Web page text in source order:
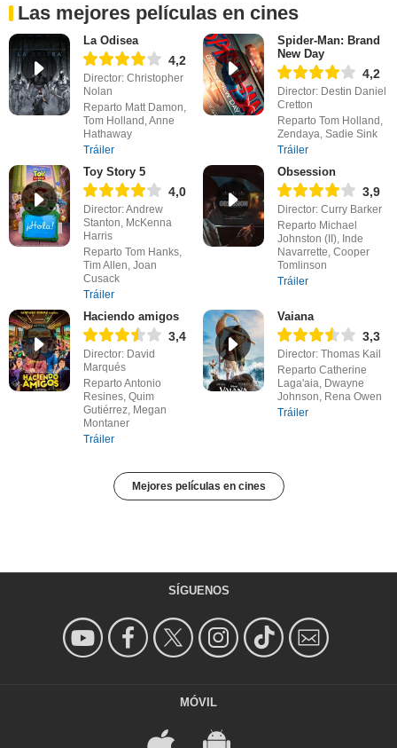
Las mejores películas en cines
La Odisea
4,2
Director: Christopher
Nolan
Reparto Matt Damon,
Tom Holland, Anne
Hathaway
Tráiler
Spider-Man: Brand
New Day
4,2
Director: Destin Daniel
Cretton
Reparto Tom Holland,
Zendaya, Sadie Sink
Tráiler
Toy Story 5
4,0
Director: Andrew
Stanton, McKenna
Harris
Reparto Tom Hanks,
Tim Allen, Joan
Cusack
Tráiler
Obsession
3,9
Director: Curry Barker
Reparto Michael
Johnston (II), Inde
Navarrette, Cooper
Tomlinson
Tráiler
Haciendo amigos
3,4
Director: David
Marqués
Reparto Antonio
Resines, Quim
Gutiérrez, Megan
Montaner
Tráiler
Vaiana
3,3
Director: Thomas Kail
Reparto Catherine
Laga'aia, Dwayne
Johnson, Rena Owen
Tráiler
Mejores películas en cines
SÍGUENOS
MÓVIL